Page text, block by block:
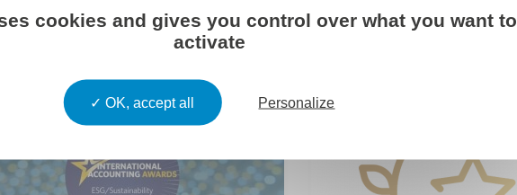
aller plus loin
cookies and gives you control over what you want to
activate
OK, accept all Personalize